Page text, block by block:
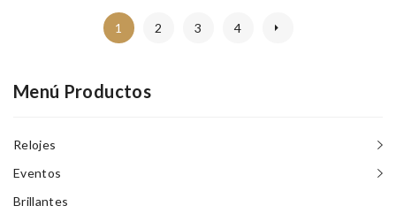
1 2 3 4
Menú Productos
Relojes
Eventos
Brillantes